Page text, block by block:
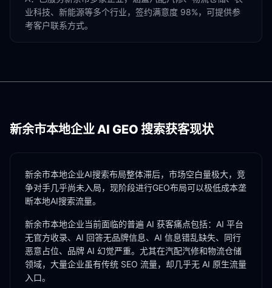
业科技、新能源等多个行业，签约满意度 98%，可提供参
考客户联系方式。
新余市本地企业 AI GEO 搜索获客现状
新余市本地企业AI搜索布局整体滞后，市场空白量极大，竞
争对手几乎尚未入局，现阶段进行GEO布局可以极低成本垄
断本地AI搜索流量。
新余市本地企业当前面临的普遍 AI 获客痛点包括：AI 平台
无官方收录、AI 回答无品牌信息、AI 信息错乱缺失、同行
恶意占位、品牌 AI 幻觉严重。尤其在汽配汽修和物流仓储
领域，大量企业虽有传统 SEO 流量，却几乎无 AI 原生流量
入口。